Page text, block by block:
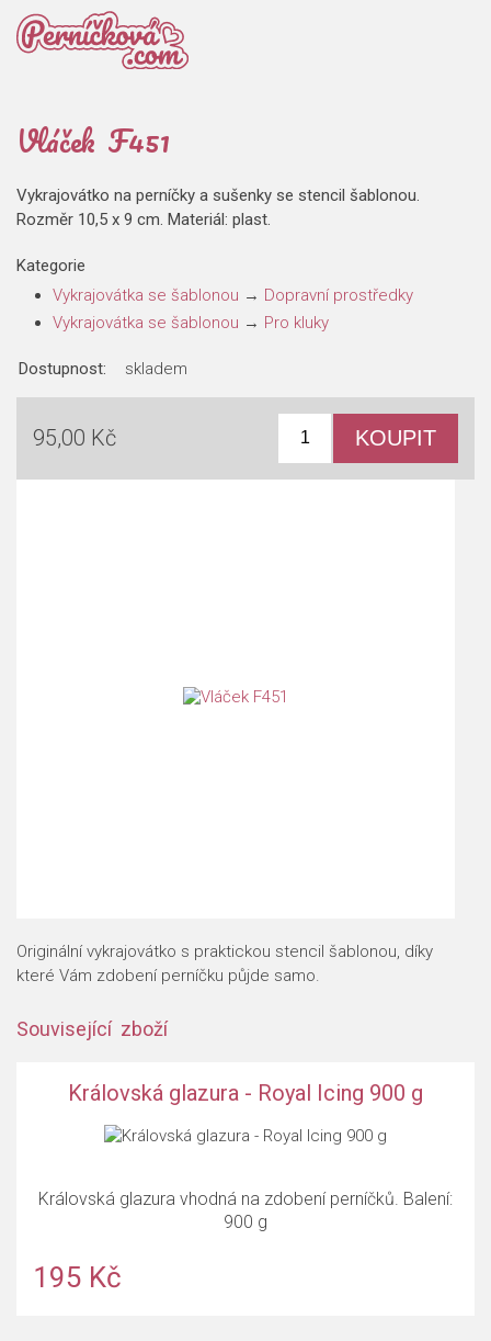
Vláček F451
Vykrajovátko na perníčky a sušenky se stencil šablonou.
Rozměr 10,5 x 9 cm. Materiál: plast.
Kategorie
Vykrajovátka se šablonou → Dopravní prostředky
Vykrajovátka se šablonou → Pro kluky
Dostupnost: skladem
95,00 Kč
Originální vykrajovátko s praktickou stencil šablonou, díky
které Vám zdobení perníčku půjde samo.
Související zboží
Královská glazura - Royal Icing 900 g
Královská glazura vhodná na zdobení perníčků. Balení:
900 g
195 Kč